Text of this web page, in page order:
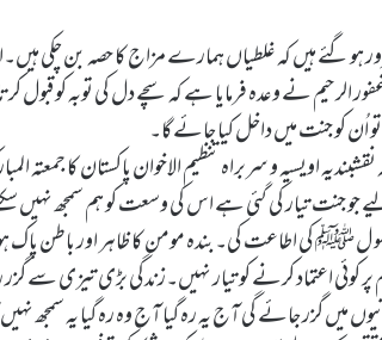
ہو گئے ہیں کہ غلطیاں ہمارے مزاج کا حصہ بن چکی
الرحیم نے وعدہ فرمایا ہے کہ سچے دل کی توبہ کو قبول
اُن کو جنت میں داخل کیا جائے گا۔
نقشبندیہ اویسیہ و سربراہ تنظیم الاخوان پاکستان کا
جو جنت تیار کی گئی ہے اس کی وسعت کو ہم سمجھ
ل ﷺ کی اطاعت کی۔بندہ مومن کا ظاہر اور باطن پاک
ہم پر کوئی اعتماد کرنے کو تیار نہیں۔زندگی بڑی
میں گزر جائے گی آج یہ رہ گیا آج وہ رہ گیا یہ